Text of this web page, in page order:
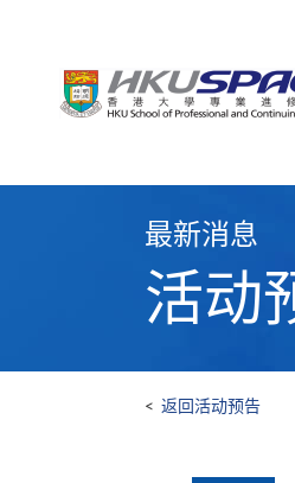
最新消息
活动
< 返回活动预告